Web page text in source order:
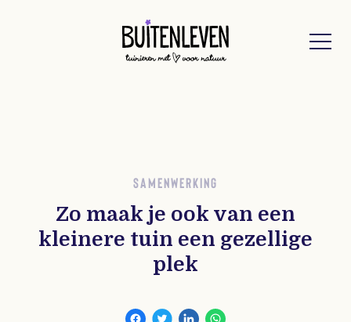
SAMENWERKING
Zo maak je ook van een
kleinere tuin een gezellige
plek